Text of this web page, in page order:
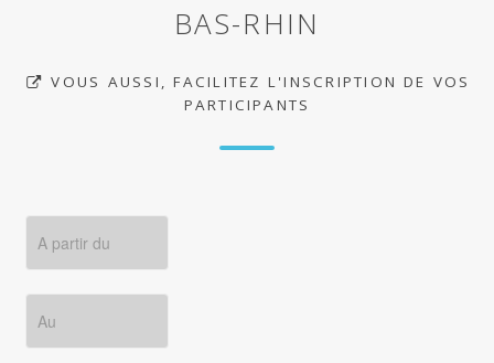
BAS-RHIN
VOUS AUSSI, FACILITEZ L'INSCRIPTION DE VOS
PARTICIPANTS